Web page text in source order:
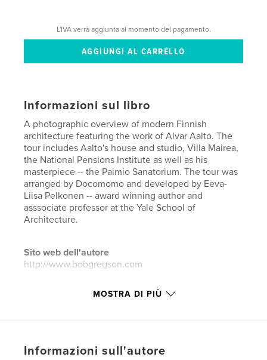
L'IVA verrà aggiunta al momento del pagamento.
Informazioni sul libro
A photographic overview of modern Finnish
architecture featuring the work of Alvar Aalto. The
tour includes Aalto's house and studio, Villa Mairea,
the National Pensions Institute as well as his
masterpiece -- the Paimio Sanatorium. The tour was
arranged by Docomomo and developed by Eeva-
Liisa Pelkonen -- award winning author and
asssociate professor at the Yale School of
Architecture.
Sito web dell'autore
http://www.bobgregson.com
Funzionalità e dettagli
Formato del progetto:Quadrato piccolo, 18×18 cm
MOSTRA DI PIÙ
Informazioni sull'autore